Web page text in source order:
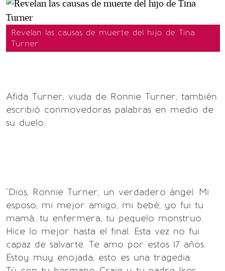
Revelan las causas de muerte del hijo de Tina
Turner
Afida Turner, viuda de Ronnie Turner, también
escribió conmovedoras palabras en medio de
su duelo.
"Dios, Ronnie Turner, un verdadero ángel. Mi
esposo, mi mejor amigo, mi bebé, yo fui tu
mamá, tu enfermera, tu pequelo monstruo.
Hice lo mejor hasta el final. Esta vez no fui
capaz de salvarte. Te amo por estos 17 años.
Estoy muy enojada, esto es una tragedia.